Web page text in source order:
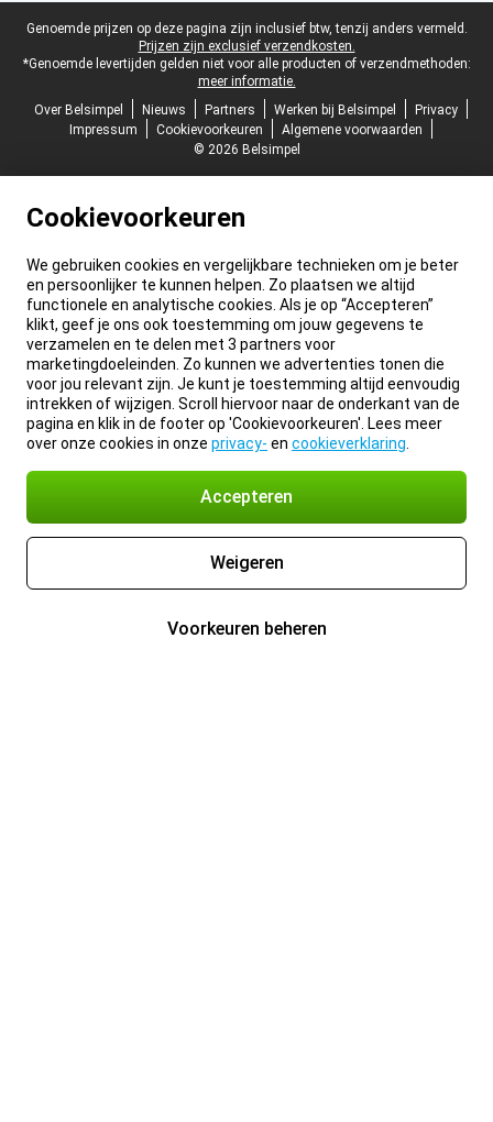
Juridische voettekst
Genoemde prijzen op deze pagina zijn inclusief btw, tenzij anders vermeld.
Prijzen zijn exclusief verzendkosten.
*Genoemde levertijden gelden niet voor alle producten of verzendmethoden:
meer informatie.
Over Belsimpel
Nieuws Partners Werken bij Belsimpel
Privacy
Impressum
Cookievoorkeuren
Algemene voorwaarden
© 2026 Belsimpel
Cookievoorkeuren
We gebruiken cookies en vergelijkbare technieken om je beter
en persoonlijker te kunnen helpen. Zo plaatsen we altijd
functionele en analytische cookies. Als je op “Accepteren”
klikt, geef je ons ook toestemming om jouw gegevens te
verzamelen en te delen met 3 partners voor
marketingdoeleinden. Zo kunnen we advertenties tonen die
voor jou relevant zijn. Je kunt je toestemming altijd eenvoudig
intrekken of wijzigen. Scroll hiervoor naar de onderkant van de
pagina en klik in de footer op 'Cookievoorkeuren'. Lees meer
over onze cookies in onze privacy- en cookieverklaring
Accepteren
Weigeren
Voorkeuren beheren